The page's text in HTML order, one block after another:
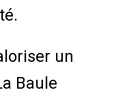
un
Baule